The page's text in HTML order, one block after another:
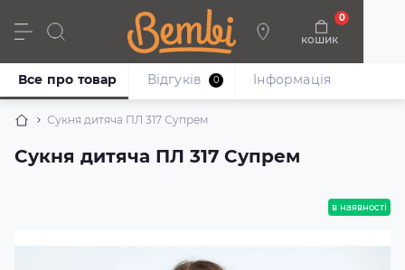
кошик
0
Дівчата Хлопці Немовлята Взуття
Сукня дитяча ПЛ 317 Супрем
Сукня дитяча ПЛ 317 Супрем
Все про товар Відгуків 0 Iнформація
в наявності